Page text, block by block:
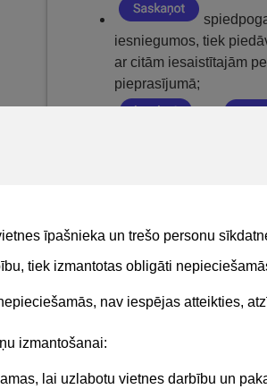
īpašnieka un trešo personu
tiek izmantotas obligāti
nav iespējas atteikties,
izmantošanai:
lai uzlabotu vietnes darbību un
iesniegumos, tiek
ar citām iesaistītajām
pieprasījumā;
politika BIS atbalsta